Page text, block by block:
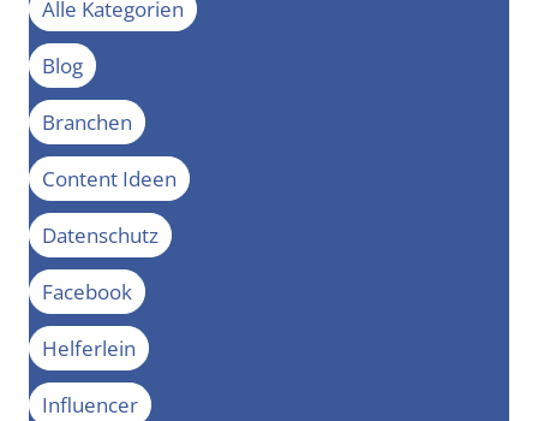
Alle Kategorien
Blog
Branchen
Content Ideen
Datenschutz
Facebook
Helferlein
Influencer